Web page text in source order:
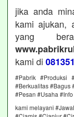
jika anda
kami ajukan,
yang
kami di
#Pabrik #Produksi
#Berkualitas #Bagus
#Pesan #Usaha
kami melayani